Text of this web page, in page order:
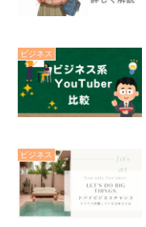
ビジネス
ビジネス